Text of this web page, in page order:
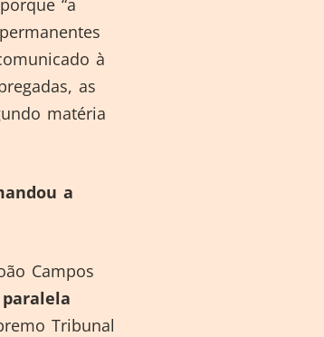
à
as
matéria
a
Campos
Tribunal